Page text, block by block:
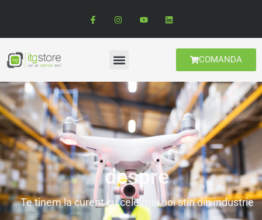
COMANDA
despre
Te tinem la curent cu cele mai noi stiri din industrie